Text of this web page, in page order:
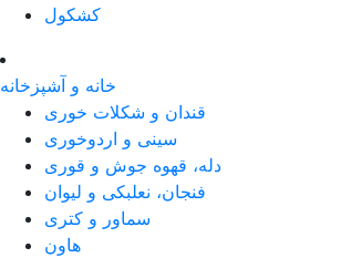
کشکول
خانه و آشپزخانه
قندان و شکلات خوری
سینی و اردوخوری
دله، قهوه جوش و قوری
فنجان، نعلبکی و لیوان
سماور و کتری
هاون